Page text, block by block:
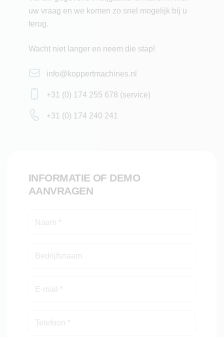
Geschikt voor: teelt in de kas
uw vraag en we komen zo snel mogelijk bij u
terug.
Wacht niet langer en neem die stap!
info@koppertmachines.nl
+31 (0) 174 255 678 (service)
+31 (0) 174 240 241
INFORMATIE OF DEMO
AANVRAGEN